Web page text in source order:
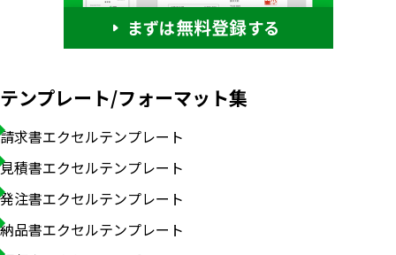
テンプレート/フォーマット集
請求書エクセルテンプレート
見積書エクセルテンプレート
発注書エクセルテンプレート
納品書エクセルテンプレート